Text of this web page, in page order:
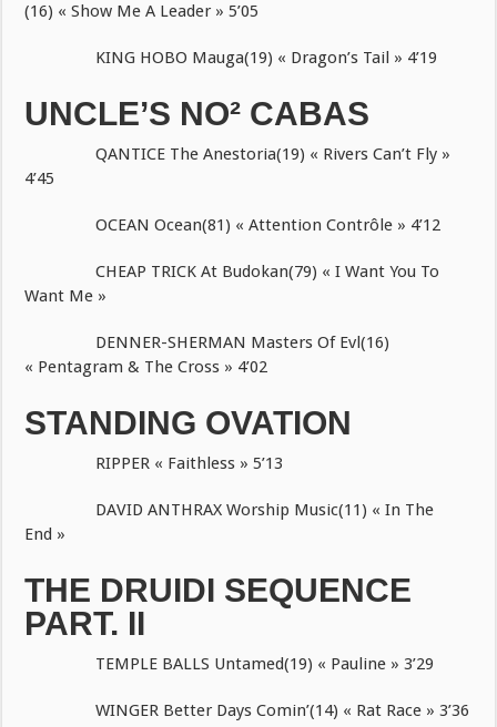
(16) « Show Me A Leader » 5’05
KING HOBO Mauga(19) « Dragon’s Tail » 4’19
UNCLE’S NO² CABAS
QANTICE The Anestoria(19) « Rivers Can’t Fly »
4’45
OCEAN Ocean(81) « Attention Contrôle » 4’12
CHEAP TRICK At Budokan(79) « I Want You To
Want Me »
DENNER-SHERMAN Masters Of Evl(16)
« Pentagram & The Cross » 4’02
STANDING OVATION
RIPPER « Faithless » 5’13
DAVID ANTHRAX Worship Music(11) « In The
End »
THE DRUIDI SEQUENCE
PART. II
TEMPLE BALLS Untamed(19) « Pauline » 3’29
WINGER Better Days Comin’(14) « Rat Race » 3’36